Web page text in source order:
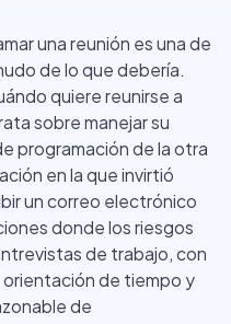
una reunión es una de
de lo que debería.
quiere reunirse a
sobre manejar su
programación de la otra
en la que invirtió
un correo electrónico
donde los riesgos
de trabajo, con
orientación de tiempo y
de